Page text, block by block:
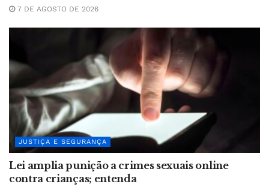
7 DE AGOSTO DE 2026
JUSTIÇA E SEGURANÇA
Lei amplia punição a crimes sexuais online
contra crianças; entenda